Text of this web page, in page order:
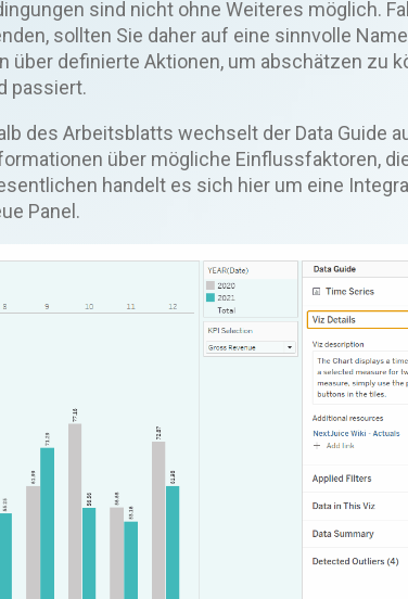
sind nicht ohne Weiteres möglich.
sollten Sie daher auf eine sinnvolle
definierte Aktionen, um abschätzen zu
passiert.
des Arbeitsblatts wechselt der Data Guide
über mögliche Einflussfaktoren,
handelt es sich hier um eine
Panel.